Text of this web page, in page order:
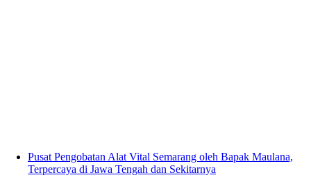
Pusat Pengobatan Alat Vital Semarang oleh Bapak Maulana,
Terpercaya di Jawa Tengah dan Sekitarnya